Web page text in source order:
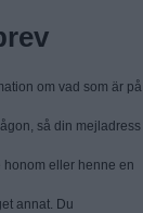
om vad som är på
så din mejladress
honom eller henne en
annat. Du